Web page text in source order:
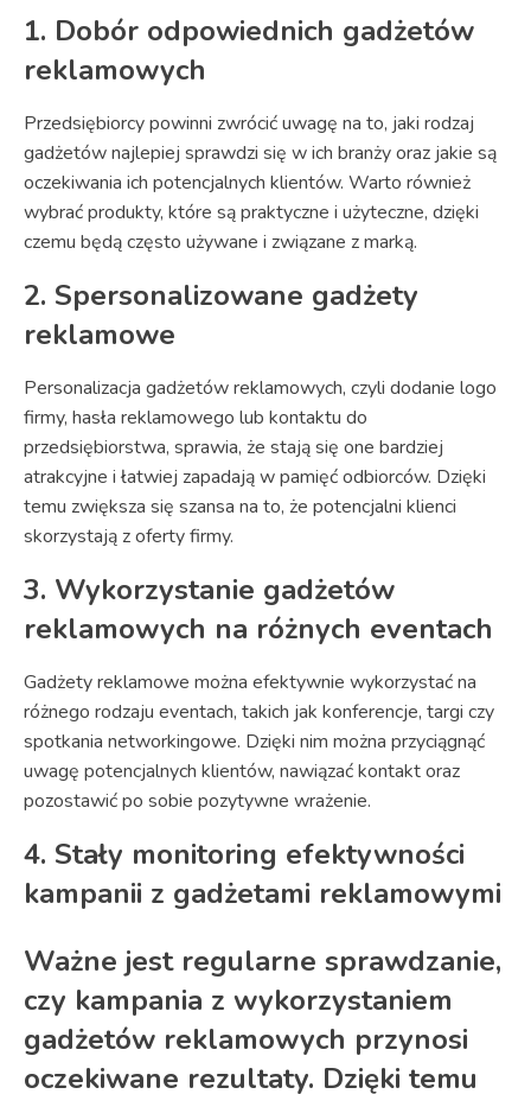
1. Dobór odpowiednich gadżetów
reklamowych
Przedsiębiorcy powinni zwrócić uwagę na to, jaki rodzaj
gadżetów najlepiej sprawdzi się w ich branży oraz jakie są
oczekiwania ich potencjalnych klientów. Warto również
wybrać produkty, które są praktyczne i użyteczne, dzięki
czemu będą często używane i związane z marką.
2. Spersonalizowane gadżety
reklamowe
Personalizacja gadżetów reklamowych, czyli dodanie logo
firmy, hasła reklamowego lub kontaktu do
przedsiębiorstwa, sprawia, że stają się one bardziej
atrakcyjne i łatwiej zapadają w pamięć odbiorców. Dzięki
temu zwiększa się szansa na to, że potencjalni klienci
skorzystają z oferty firmy.
3. Wykorzystanie gadżetów
reklamowych na różnych eventach
Gadżety reklamowe można efektywnie wykorzystać na
różnego rodzaju eventach, takich jak konferencje, targi czy
spotkania networkingowe. Dzięki nim można przyciągnąć
uwagę potencjalnych klientów, nawiązać kontakt oraz
pozostawić po sobie pozytywne wrażenie.
4. Stały monitoring efektywności
kampanii z gadżetami reklamowymi
Ważne jest regularne sprawdzanie,
czy kampania z wykorzystaniem
gadżetów reklamowych przynosi
oczekiwane rezultaty. Dzięki temu